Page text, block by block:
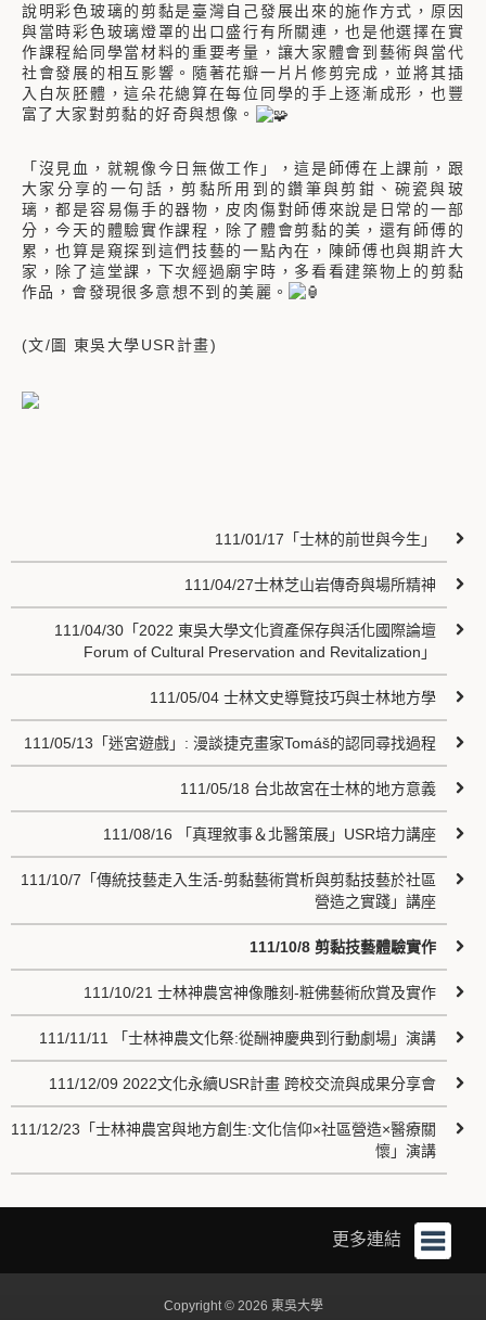
說明彩色玻璃的剪黏是臺灣自己發展出來的施作方式，原因
與當時彩色玻璃燈罩的出口盛行有所關連，也是他選擇在實
作課程給同學當材料的重要考量，讓大家體會到藝術與當代
社會發展的相互影響。隨著花瓣一片片修剪完成，並將其插
入白灰胚體，這朵花總算在每位同學的手上逐漸成形，也豐
富了大家對剪黏的好奇與想像。
「沒見血，就親像今日無做工作」，這是師傅在上課前，跟
大家分享的一句話，剪黏所用到的鑽筆與剪鉗、碗瓷與玻
璃，都是容易傷手的器物，皮肉傷對師傅來說是日常的一部
分，今天的體驗實作課程，除了體會剪黏的美，還有師傅的
累，也算是窺探到這們技藝的一點內在，陳師傅也與期許大
家，除了這堂課，下次經過廟宇時，多看看建築物上的剪黏
作品，會發現很多意想不到的美麗。
(文/圖 東吳大學USR計畫)
111/01/17「士林的前世與今生」
111/04/27士林芝山岩傳奇與場所精神
111/04/30「2022 東吳大學文化資產保存與活化國際論壇
Forum of Cultural Preservation and Revitalization」
111/05/04 士林文史導覽技巧與士林地方學
111/05/13「迷宮遊戲」: 漫談捷克畫家Tomáš的認同尋找過程
111/05/18 台北故宮在士林的地方意義
111/08/16 「真理敘事＆北醫策展」USR培力講座
111/10/7「傳統技藝走入生活-剪黏藝術賞析與剪黏技藝於社區
營造之實踐」講座
111/10/8 剪黏技藝體驗實作
111/10/21 士林神農宮神像雕刻-粧佛藝術欣賞及實作
111/11/11 「士林神農文化祭:從酬神慶典到行動劇場」演講
111/12/09 2022文化永續USR計畫 跨校交流與成果分享會
111/12/23「士林神農宮與地方創生:文化信仰×社區營造×醫療關
懷」演講
更多連結
Copyright © 2026 東吳大學